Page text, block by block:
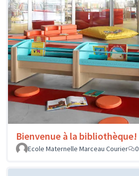
Bienvenue à la bibliothèque!
Ecole Maternelle Marceau Courier
0